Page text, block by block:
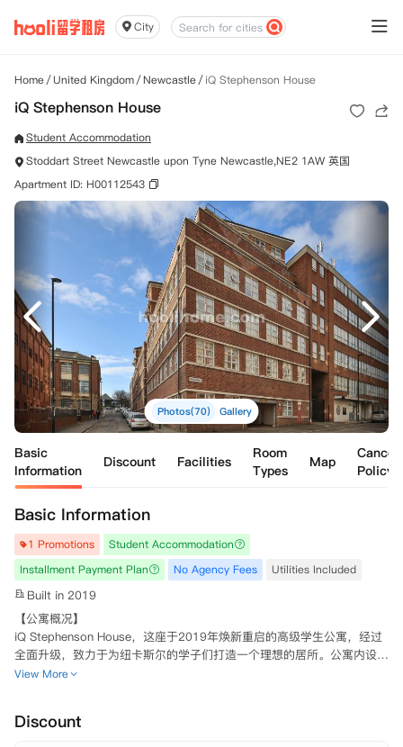
City
Home/United Kingdom/Newcastle/iQ Stephenson House
iQ Stephenson House
Student Accommodation
Stoddart Street Newcastle upon Tyne Newcastle,NE2 1AW 英国
Apartment ID: H00112543
Photos(70) Gallery
Basic
Information
Discount Facilities
Room
Types
Map
Policy
Basic Information
1 Promotions
Student Accommodation
Installment Payment Plan
No Agency Fees Utilities Included
Built in 2019
【公寓概况】
iQ Stephenson House，这座于2019年焕新重启的高级学生公寓，经过
全面升级，致力于为纽卡斯尔的学子们打造一个理想的居所。公寓内设有
焕然一新的公共休息区、学习区及游戏区，相较于以往，提供了更为出色
公寓地理位置优越，诺桑比亚大学及纽卡斯尔大学都在步行距离内，便于
View More
Discount